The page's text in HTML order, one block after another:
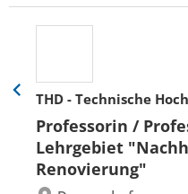
THD - Technische
Professorin /
Lehrgebiet
Renovierung"
Eine
zurück